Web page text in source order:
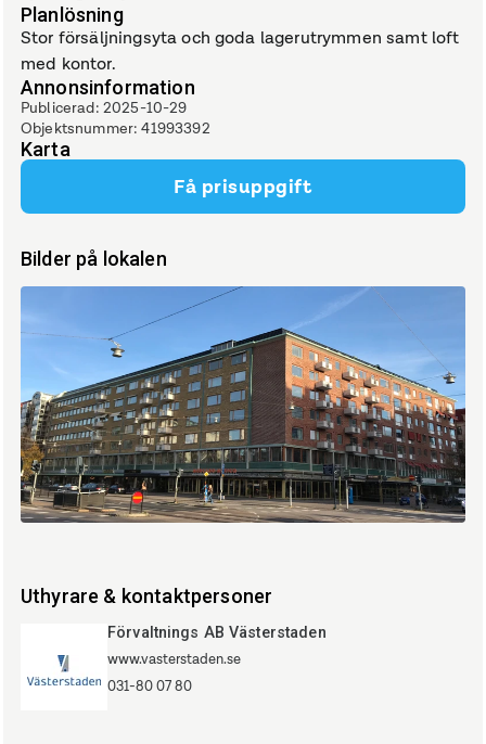
Planlösning
Stor försäljningsyta och goda lagerutrymmen samt loft
med kontor.
Annonsinformation
Publicerad: 2025-10-29
Objektsnummer:41993392
Karta
Få prisuppgift
Bilder på lokalen
(2).JPG
Uthyrare & kontaktpersoner
Förvaltnings AB Västerstaden
www.vasterstaden.se
031-80 07 80